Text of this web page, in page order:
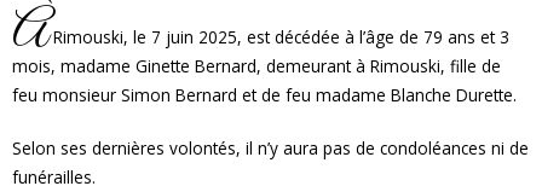
ÀRimouski, le 7 juin 2025, est décédée à l’âge de 79 ans et 3
mois, madame Ginette Bernard, demeurant à Rimouski, fille de
feu monsieur Simon Bernard et de feu madame Blanche Durette.
Selon ses dernières volontés, il n’y aura pas de condoléances ni de
funérailles.